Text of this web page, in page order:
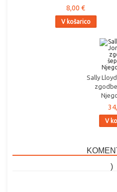
8,00 €
V košarico
Sally
V
)